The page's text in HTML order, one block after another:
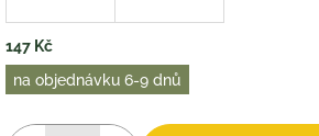
147 Kč
Měrná
cena:
na objednávku 6-9 dnů